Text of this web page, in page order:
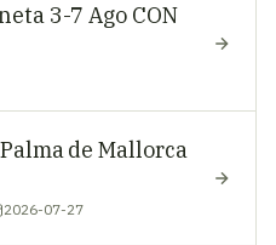
3-7 Ago CON
de Mallorca
2026-07-27